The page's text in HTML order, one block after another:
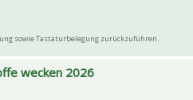
sowie Tastaturbelegung zurückzuführen.
wecken 2026